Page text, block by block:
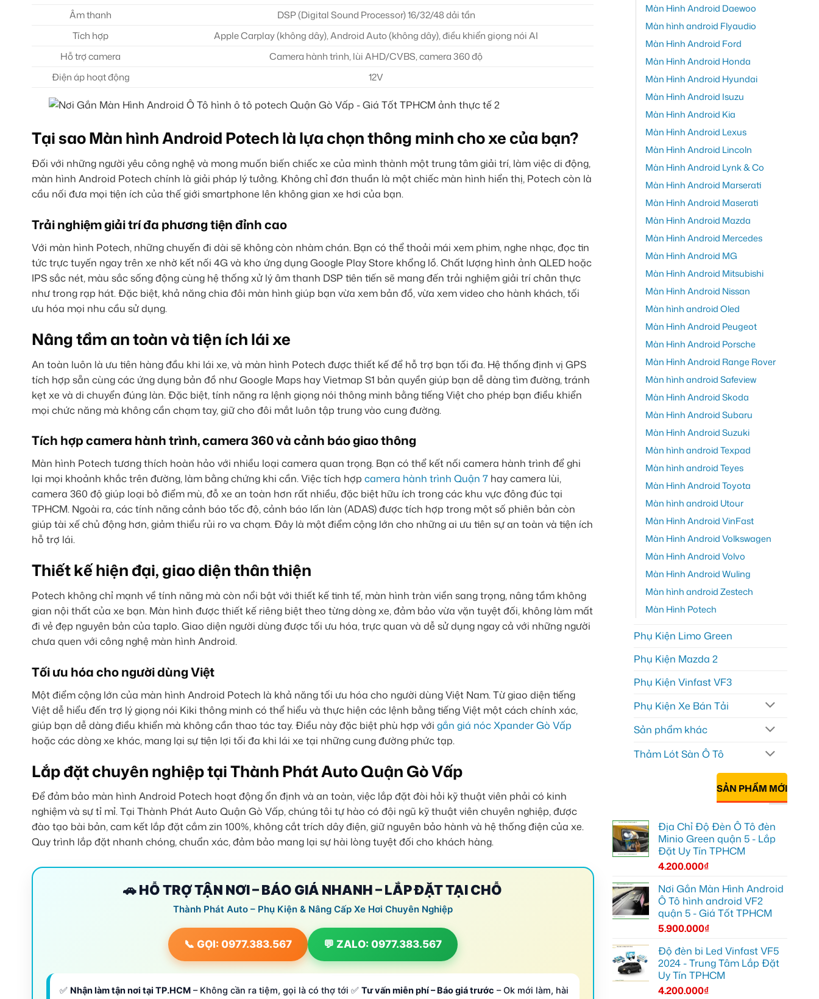
Âm thanh
DSP (Digital Sound Processor) 16/32/48 dải tần
Tích hợp
Apple Carplay (không dây), Android Auto (không dây), điều khiển giọng nói AI
Hỗ trợ camera
Camera hành trình, lùi AHD/CVBS, camera 360 độ
Điện áp hoạt động
12V
Tại sao Màn hình Android Potech là lựa chọn thông minh cho xe của bạn?
Đối với những người yêu công nghệ và mong muốn biến chiếc xe của mình thành một trung tâm giải trí, làm việc di động,
màn hình Android Potech chính là giải pháp lý tưởng. Không chỉ đơn thuần là một chiếc màn hình hiển thị, Potech còn là
cầu nối đưa mọi tiện ích của thế giới smartphone lên không gian xe hơi của bạn.
Trải nghiệm giải trí đa phương tiện đỉnh cao
Với màn hình Potech, những chuyến đi dài sẽ không còn nhàm chán. Bạn có thể thoải mái xem phim, nghe nhạc, đọc tin
tức trực tuyến ngay trên xe nhờ kết nối 4G và kho ứng dụng Google Play Store khổng lồ. Chất lượng hình ảnh QLED hoặc
IPS sắc nét, màu sắc sống động cùng hệ thống xử lý âm thanh DSP tiên tiến sẽ mang đến trải nghiệm giải trí chân thực
như trong rạp hát. Đặc biệt, khả năng chia đôi màn hình giúp bạn vừa xem bản đồ, vừa xem video cho hành khách, tối
ưu hóa mọi nhu cầu sử dụng.
Nâng tầm an toàn và tiện ích lái xe
An toàn luôn là ưu tiên hàng đầu khi lái xe, và màn hình Potech được thiết kế để hỗ trợ bạn tối đa. Hệ thống định vị GPS
tích hợp sẵn cùng các ứng dụng bản đồ như Google Maps hay Vietmap S1 bản quyền giúp bạn dễ dàng tìm đường, tránh
kẹt xe và di chuyển đúng làn. Đặc biệt, tính năng ra lệnh giọng nói thông minh bằng tiếng Việt cho phép bạn điều khiển
mọi chức năng mà không cần chạm tay, giữ cho đôi mắt luôn tập trung vào cung đường.
Tích hợp camera hành trình, camera 360 và cảnh báo giao thông
Màn hình Potech tương thích hoàn hảo với nhiều loại camera quan trọng. Bạn có thể kết nối camera hành trình để ghi
lại mọi khoảnh khắc trên đường, làm bằng chứng khi cần. Việc tích hợp camera hành trình Quận 7 hay camera lùi,
camera 360 độ giúp loại bỏ điểm mù, đỗ xe an toàn hơn rất nhiều, đặc biệt hữu ích trong các khu vực đông đúc tại
TPHCM. Ngoài ra, các tính năng cảnh báo tốc độ, cảnh báo lấn làn (ADAS) được tích hợp trong một số phiên bản còn
giúp tài xế chủ động hơn, giảm thiểu rủi ro va chạm. Đây là một điểm cộng lớn cho những ai ưu tiên sự an toàn và tiện ích
hỗ trợ lái.
Thiết kế hiện đại, giao diện thân thiện
Potech không chỉ mạnh về tính năng mà còn nổi bật với thiết kế tinh tế, màn hình tràn viền sang trọng, nâng tầm không
gian nội thất của xe bạn. Màn hình được thiết kế riêng biệt theo từng dòng xe, đảm bảo vừa vặn tuyệt đối, không làm mất
đi vẻ đẹp nguyên bản của taplo. Giao diện người dùng được tối ưu hóa, trực quan và dễ sử dụng ngay cả với những người
chưa quen với công nghệ màn hình Android.
Tối ưu hóa cho người dùng Việt
Một điểm cộng lớn của màn hình Android Potech là khả năng tối ưu hóa cho người dùng Việt Nam. Từ giao diện tiếng
Việt dễ hiểu đến trợ lý giọng nói Kiki thông minh có thể hiểu và thực hiện các lệnh bằng tiếng Việt một cách chính xác,
giúp bạn dễ dàng điều khiển mà không cần thao tác tay. Điều này đặc biệt phù hợp với gắn giá nóc Xpander Gò Vấp
hoặc các dòng xe khác, mang lại sự tiện lợi tối đa khi lái xe tại những cung đường phức tạp.
Lắp đặt chuyên nghiệp tại Thành Phát Auto Quận Gò Vấp
Để đảm bảo màn hình Android Potech hoạt động ổn định và an toàn, việc lắp đặt đòi hỏi kỹ thuật viên phải có kinh
nghiệm và sự tỉ mỉ. Tại Thành Phát Auto Quận Gò Vấp, chúng tôi tự hào có đội ngũ kỹ thuật viên chuyên nghiệp, được
đào tạo bài bản, cam kết lắp đặt cắm zin 100%, không cắt trích dây điện, giữ nguyên bảo hành và hệ thống điện của xe.
Quy trình lắp đặt nhanh chóng, chuẩn xác, đảm bảo mang lại sự hài lòng tuyệt đối cho khách hàng.
🚗 HỖ TRỢ TẬN NƠI – BÁO GIÁ NHANH – LẮP ĐẶT TẠI CHỖ
Thành Phát Auto – Phụ Kiện & Nâng Cấp Xe Hơi Chuyên Nghiệp
📞 GỌI: 0977.383.567 💬 ZALO: 0977.383.567
✅ Nhận làm tận nơi tại TP.HCM – Không cần ra tiệm, gọi là có thợ tới ✅ Tư vấn miễn phí – Báo giá trước – Ok mới làm, hài
Màn Hình Android Daewoo
Màn hình android Flyaudio
Màn Hình Android Ford
Màn Hình Android Honda
Màn Hình Android Hyundai
Màn Hình Android Isuzu
Màn Hình Android Kia
Màn Hình Android Lexus
Màn Hình Android Lincoln
Màn Hình Android Lynk & Co
Màn Hình Android Marserati
Màn Hình Android Maserati
Màn Hình Android Mazda
Màn Hình Android Mercedes
Màn Hình Android MG
Màn Hình Android Mitsubishi
Màn Hình Android Nissan
Màn hình android Oled
Màn Hình Android Peugeot
Màn Hình Android Porsche
Màn Hình Android Range Rover
Màn hình android Safeview
Màn Hình Android Skoda
Màn Hình Android Subaru
Màn Hình Android Suzuki
Màn hình android Texpad
Màn hình android Teyes
Màn Hình Android Toyota
Màn hình android Utour
Màn Hình Android VinFast
Màn Hình Android Volkswagen
Màn Hình Android Volvo
Màn Hình Android Wuling
Màn hình android Zestech
Màn Hình Potech
Phụ Kiện Limo Green
Phụ Kiện Mazda 2
Phụ Kiện Vinfast VF3
Phụ Kiện Xe Bán Tải
Sản phẩm khác
Thảm Lót Sàn Ô Tô
SẢN PHẨM MỚI
Địa Chỉ Độ Đèn Ô Tô đèn
Minio Green quận 5 - Lắp
Đặt Uy Tín TPHCM
4.200.000₫
Nơi Gắn Màn Hình Android
Ô Tô hình android VF2
quận 5 - Giá Tốt TPHCM
5.900.000₫
Độ đèn bi Led Vinfast VF5
2024 - Trung Tâm Lắp Đặt
Uy Tín TPHCM
4.200.000₫